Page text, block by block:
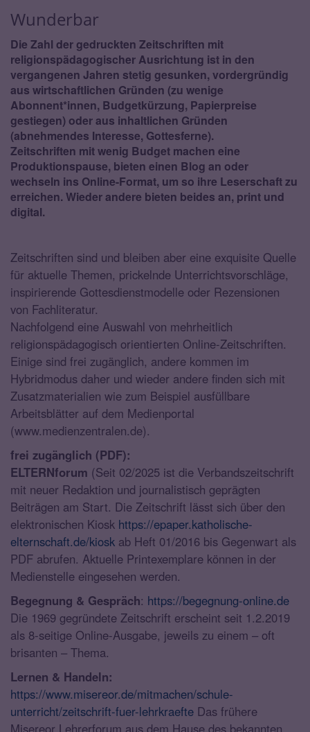
Wunderbar
Die Zahl der gedruckten Zeitschriften mit
religionspädagogischer Ausrichtung ist in den
vergangenen Jahren stetig gesunken, vordergründig
aus wirtschaftlichen Gründen (zu wenige
Abonnent*innen, Budgetkürzung, Papierpreise
gestiegen) oder aus inhaltlichen Gründen
(abnehmendes Interesse, Gottesferne).
Zeitschriften mit wenig Budget machen eine
Produktionspause, bieten einen Blog an oder
wechseln ins Online-Format, um so ihre Leserschaft zu
erreichen. Wieder andere bieten beides an, print und
digital.
Zeitschriften sind und bleiben aber eine exquisite Quelle
für aktuelle Themen, prickelnde Unterrichtsvorschläge,
inspirierende Gottesdienstmodelle oder Rezensionen
von Fachliteratur.
Nachfolgend eine Auswahl von mehrheitlich
religionspädagogisch orientierten Online-Zeitschriften.
Einige sind frei zugänglich, andere kommen im
Hybridmodus daher und wieder andere finden sich mit
Zusatzmaterialien wie zum Beispiel ausfüllbare
Arbeitsblätter auf dem Medienportal
(www.medienzentralen.de).
frei zugänglich (PDF):
ELTERNforum (Seit 02/2025 ist die Verbandszeitschrift
mit neuer Redaktion und journalistisch geprägten
Beiträgen am Start. Die Zeitschrift lässt sich über den
elektronischen Kiosk https://epaper.katholische-
elternschaft.de/kiosk ab Heft 01/2016 bis Gegenwart als
PDF abrufen. Aktuelle Printexemplare können in der
Medienstelle eingesehen werden.
Begegnung & Gespräch: https://begegnung-online.de
Die 1969 gegründete Zeitschrift erscheint seit 1.2.2019
als 8-seitige Online-Ausgabe, jeweils zu einem – oft
brisanten – Thema.
Lernen & Handeln:
https://www.misereor.de/mitmachen/schule-
unterricht/zeitschrift-fuer-lehrkraefte Das frühere
Misereor Lehrerforum aus dem Hause des bekannten